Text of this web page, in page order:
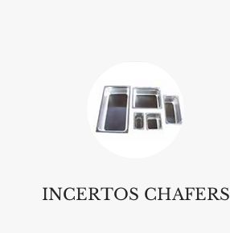
INCERTOS CHAFERS